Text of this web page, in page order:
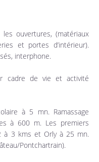
ouvertures, (matériaux
et portes d’intérieur).
interphone.
cadre de vie et activité
à 5 mn. Ramassage
à 600 m. Les premiers
à 3 kms et Orly à 25 mn.
Pontchartrain).